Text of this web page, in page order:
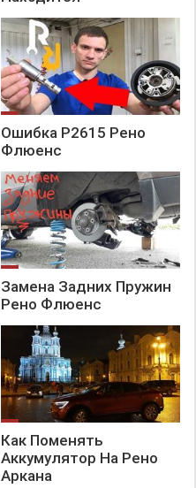
Ошибка P2615 Рено
Флюенс
Замена Задних Пружин
Рено Флюенс
Как Поменять
Аккумулятор На Рено
Аркана